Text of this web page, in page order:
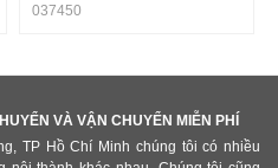
037450
VÀ VẬN CHUYỂN MIỄN PHÍ
TP Hồ Chí Minh chúng tôi có nhiều